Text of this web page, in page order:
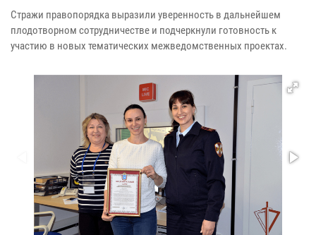
Стражи правопорядка выразили уверенность в дальнейшем
плодотворном сотрудничестве и подчеркнули готовность к
участию в новых тематических межведомственных проектах.